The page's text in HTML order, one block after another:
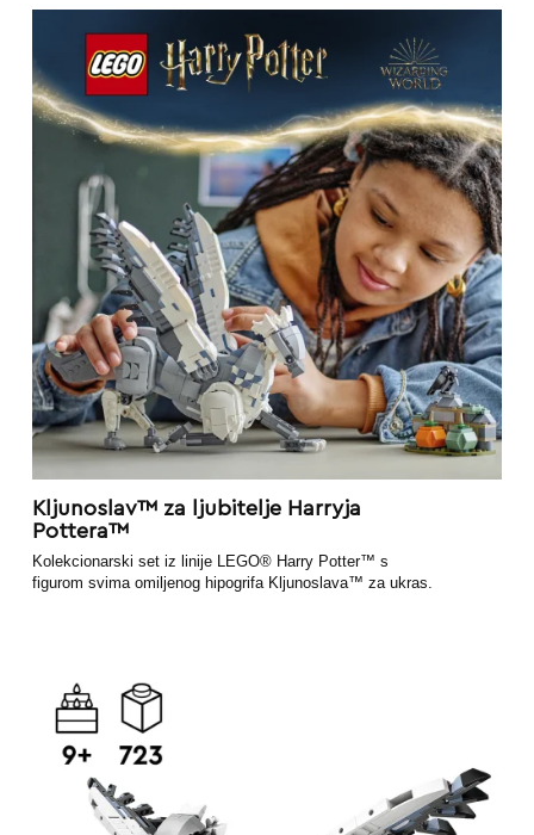
Kljunoslav™ za ljubitelje Harryja
Pottera™
Kolekcionarski set iz linije LEGO® Harry Potter™ s
figurom svima omiljenog hipogrifa Kljunoslava™ za ukras.